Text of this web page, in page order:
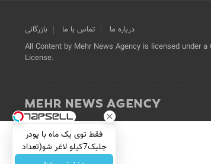
درباره ما تماس با ما
بازرگانی
All Content by Mehr News Agency is licensed under
License.
فقط توی یک ماه با پودر
جلبک7کیلو لاغر شو(تعداد
محدود)